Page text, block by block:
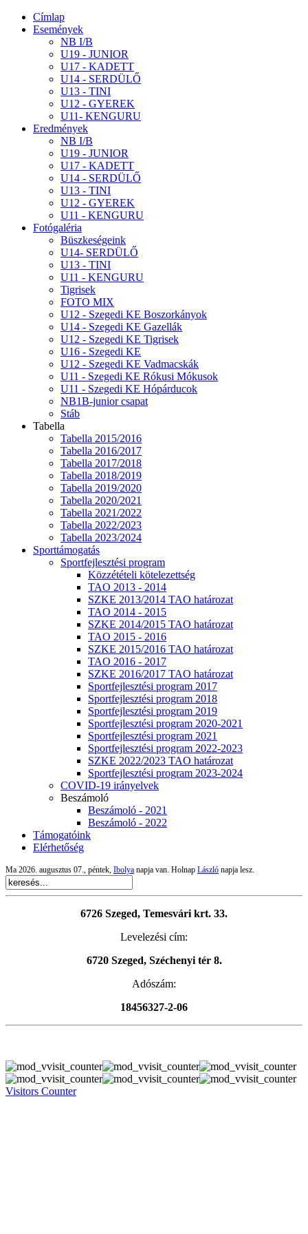
Címlap
Események
NB I/B
U19 - JUNIOR
U17 - KADETT
U14 - SERDÜLŐ
U13 - TINI
U12 - GYEREK
U11- KENGURU
Eredmények
NB I/B
U19 - JUNIOR
U17 - KADETT
U14 - SERDÜLŐ
U13 - TINI
U12 - GYEREK
U11 - KENGURU
Fotógaléria
Büszkeségeink
U14- SERDÜLŐ
U13 - TINI
U11 - KENGURU
Tigrisek
FOTO MIX
U12 - Szegedi KE Boszorkányok
U14 - Szegedi KE Gazellák
U12 - Szegedi KE Tigrisek
U16 - Szegedi KE
U12 - Szegedi KE Vadmacskák
U11 - Szegedi KE Rókusi Mókusok
U11 - Szegedi KE Hópárducok
NB1B-junior csapat
Stáb
Tabella
Tabella 2015/2016
Tabella 2016/2017
Tabella 2017/2018
Tabella 2018/2019
Tabella 2019/2020
Tabella 2020/2021
Tabella 2021/2022
Tabella 2022/2023
Tabella 2023/2024
Sporttámogatás
Sportfejlesztési program
Közzétételi kötelezettség
TAO 2013 - 2014
SZKE 2013/2014 TAO határozat
TAO 2014 - 2015
SZKE 2014/2015 TAO határozat
TAO 2015 - 2016
SZKE 2015/2016 TAO határozat
TAO 2016 - 2017
SZKE 2016/2017 TAO határozat
Sportfejlesztési program 2017
Sportfejlesztési program 2018
Sportfejlesztési program 2019
Sportfejlesztési program 2020-2021
Sportfejlesztési program 2021
Sportfejlesztési program 2022-2023
SZKE 2022/2023 TAO határozat
Sportfejlesztési program 2023-2024
COVID-19 irányelvek
Beszámoló
Beszámoló - 2021
Beszámoló - 2022
Támogatóink
Elérhetőség
Ma 2026. augusztus 07., péntek, Ibolya napja van. Holnap László napja lesz.
6726 Szeged, Temesvári krt. 33.
Levelezési cím:
6720 Szeged, Széchenyi tér 8.
Adószám:
18456327-2-06
Visitors Counter